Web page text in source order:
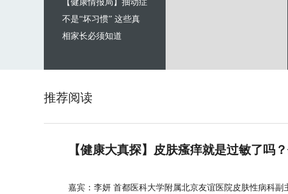
【健康情报局】抽动症
不是“坏习惯” 这些真
相家长必须知道
推荐阅读
【健康大真探】皮肤瘙痒就是过敏了吗
嘉宾：李妍 首都医科大学附属北京友谊医院皮肤性病科副